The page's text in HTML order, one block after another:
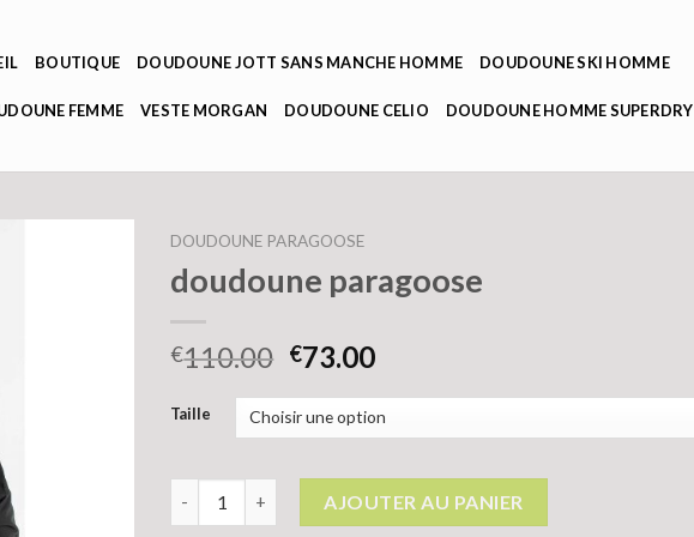
BOUTIQUE DOUDOUNE JOTT SANS MANCHE HOMME DOUDOUNE SKI HOMME
FEMME VESTE MORGAN DOUDOUNE CELIO DOUDOUNE HOMME SUPERDRY
DOUDOUNE PARAGOOSE
doudoune paragoose
€110.00 €73.00
Taille
AJOUTER AU PANIER